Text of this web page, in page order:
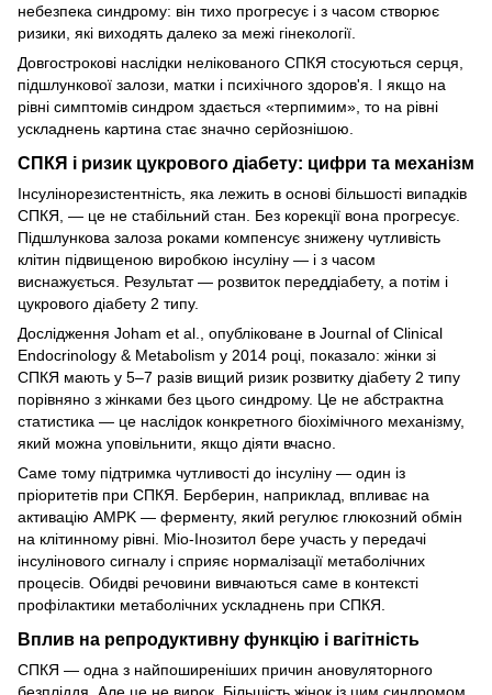
небезпека синдрому: він тихо прогресує і з часом створює
ризики, які виходять далеко за межі гінекології.
Довгострокові наслідки нелікованого СПКЯ стосуються серця,
підшлункової залози, матки і психічного здоров'я. І якщо на
рівні симптомів синдром здається «терпимим», то на рівні
ускладнень картина стає значно серйознішою.
СПКЯ і ризик цукрового діабету: цифри та механізм
Інсулінорезистентність, яка лежить в основі більшості випадків
СПКЯ, — це не стабільний стан. Без корекції вона прогресує.
Підшлункова залоза роками компенсує знижену чутливість
клітин підвищеною виробкою інсуліну — і з часом
виснажується. Результат — розвиток переддіабету, а потім і
цукрового діабету 2 типу.
Дослідження Joham et al., опубліковане в Journal of Clinical
Endocrinology & Metabolism у 2014 році, показало: жінки зі
СПКЯ мають у 5–7 разів вищий ризик розвитку діабету 2 типу
порівняно з жінками без цього синдрому. Це не абстрактна
статистика — це наслідок конкретного біохімічного механізму,
який можна уповільнити, якщо діяти вчасно.
Саме тому підтримка чутливості до інсуліну — один із
пріоритетів при СПКЯ. Берберин, наприклад, впливає на
активацію AMPK — ферменту, який регулює глюкозний обмін
на клітинному рівні. Міо-Інозитол бере участь у передачі
інсулінового сигналу і сприяє нормалізації метаболічних
процесів. Обидві речовини вивчаються саме в контексті
профілактики метаболічних ускладнень при СПКЯ.
Вплив на репродуктивну функцію і вагітність
СПКЯ — одна з найпоширеніших причин ановуляторного
безпліддя. Але це не вирок. Більшість жінок із цим синдромом